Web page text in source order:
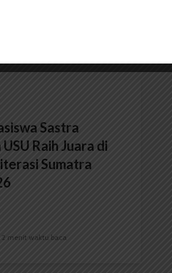
Sastra
Raih Juara di
Sumatra
2 menit waktu baca